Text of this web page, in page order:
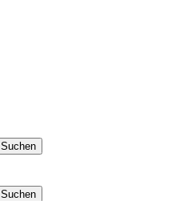
Suchen
Suchen